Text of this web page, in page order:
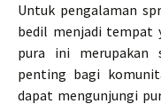
Untuk pengalaman
bedil menjadi tempat
pura ini merupakan
penting bagi
dapat mengunjungi